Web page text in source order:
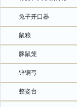
兔子开口器
鼠粮
豚鼠笼
锌铜弓
整姿台